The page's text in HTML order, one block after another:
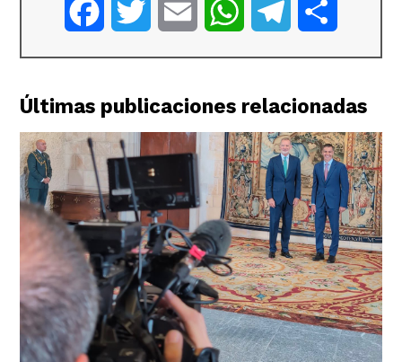
FacebookTwitter Email WhatsAppTelegram
Últimas publicaciones relacionadas